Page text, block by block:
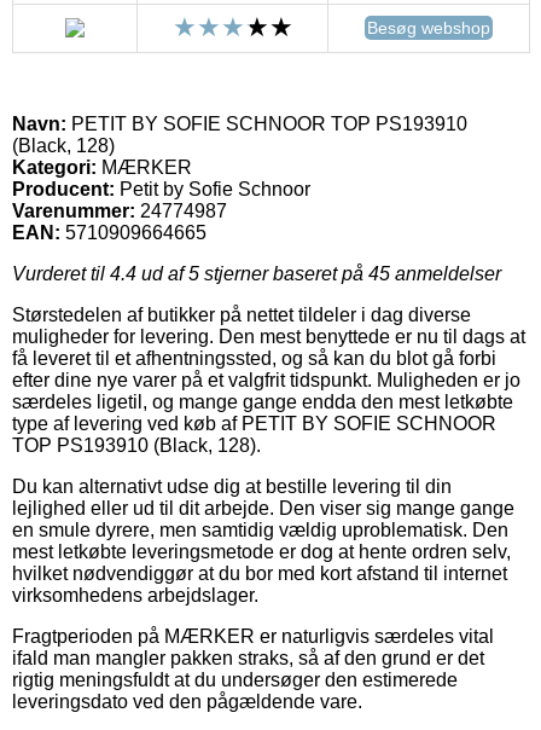
Besøg webshop
Navn: PETIT BY SOFIE SCHNOOR TOP PS193910
(Black, 128)
Kategori: MÆRKER
Producent: Petit by Sofie Schnoor
Varenummer: 24774987
EAN: 5710909664665
Vurderet til 4.4 ud af 5 stjerner baseret på 45 anmeldelser
Størstedelen af butikker på nettet tildeler i dag diverse
muligheder for levering. Den mest benyttede er nu til dags at
få leveret til et afhentningssted, og så kan du blot gå forbi
efter dine nye varer på et valgfrit tidspunkt. Muligheden er jo
særdeles ligetil, og mange gange endda den mest letkøbte
type af levering ved køb af PETIT BY SOFIE SCHNOOR
TOP PS193910 (Black, 128).
Du kan alternativt udse dig at bestille levering til din
lejlighed eller ud til dit arbejde. Den viser sig mange gange
en smule dyrere, men samtidig vældig uproblematisk. Den
mest letkøbte leveringsmetode er dog at hente ordren selv,
hvilket nødvendiggør at du bor med kort afstand til internet
virksomhedens arbejdslager.
Fragtperioden på MÆRKER er naturligvis særdeles vital
ifald man mangler pakken straks, så af den grund er det
rigtig meningsfuldt at du undersøger den estimerede
leveringsdato ved den pågældende vare.